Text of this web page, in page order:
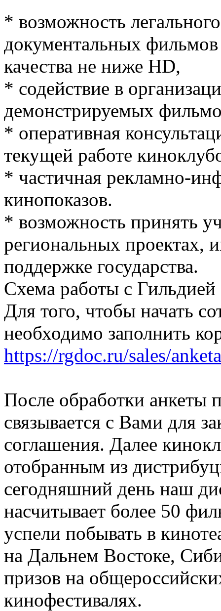
* возможность
документальных
качества не ниже HD,
* содействие в
демонстрируемых
* оперативная
текущей работе
* частичная рекламно-
кинопоказов.
* возможность принять
региональных проектах,
поддержке государства.
Схема работы с Гильдией
Для того, чтобы начать
необходимо заполнить
https://rgdoc.ru/sales/
После обработки анкеты
связывается с Вами для
соглашения. Далее
отобранным из
сегодняшний день наш
насчитывает более 50
успели побывать в
на Дальнем Востоке,
призов на
кинофестивалях.